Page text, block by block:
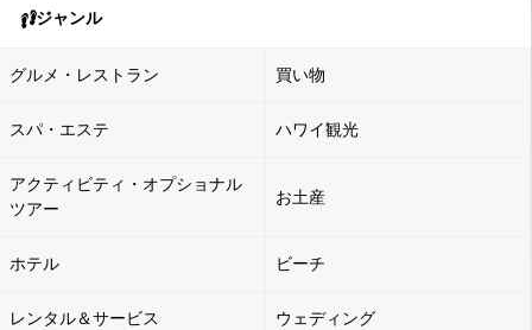
ジャンル
グルメ・レストラン 買い物
スパ・エステ ハワイ観光
アクティビティ・オプショナル
ツアー
お土産
ホテル ビーチ
レンタル＆サービス ウェディング